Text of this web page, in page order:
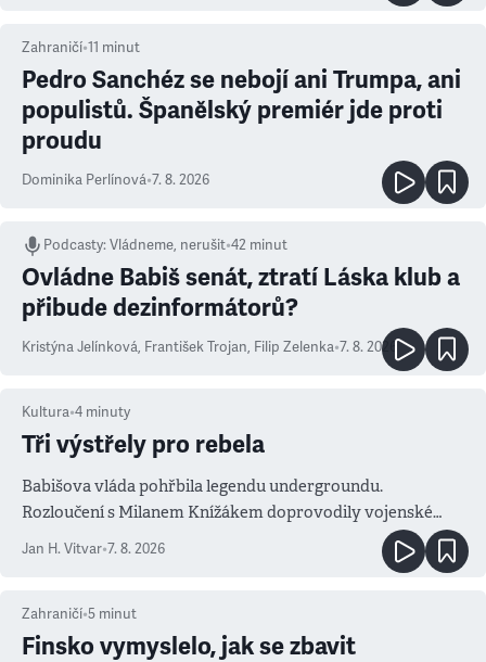
Zahraničí•11 minut
Pedro Sanchéz se nebojí ani Trumpa, ani
populistů. Španělský premiér jde proti
proudu
Dominika Perlínová•7. 8. 2026
Podcasty:Vládneme, nerušit•42 minut
Ovládne Babiš senát, ztratí Láska klub a
přibude dezinformátorů?
Kristýna Jelínková, František Trojan, Filip Zelenka•7. 8. 2026
Kultura•4 minuty
Tři výstřely pro rebela
Babišova vláda pohřbila legendu undergroundu.
Rozloučení s Milanem Knížákem doprovodily vojenské
salvy i kritika pokrokářů
Jan H. Vitvar•7. 8. 2026
Zahraničí•5 minut
Finsko vymyslelo, jak se zbavit